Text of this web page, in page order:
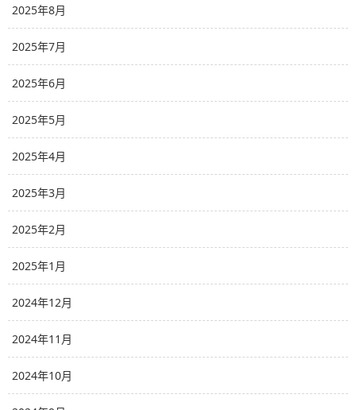
2025年8月
2025年7月
2025年6月
2025年5月
2025年4月
2025年3月
2025年2月
2025年1月
2024年12月
2024年11月
2024年10月